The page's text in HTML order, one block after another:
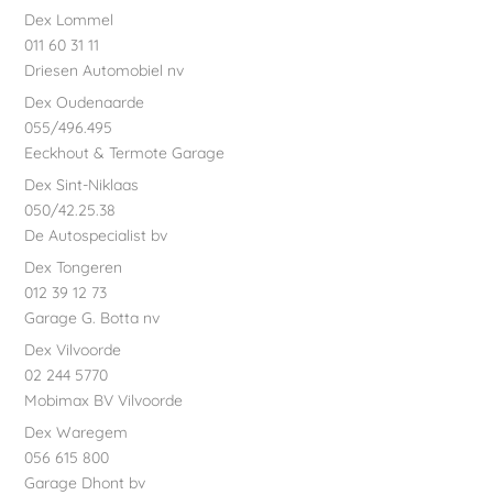
Dex Lommel
011 60 31 11
Driesen Automobiel nv
Dex Oudenaarde
055/496.495
Eeckhout & Termote Garage
Dex Sint-Niklaas
050/42.25.38
De Autospecialist bv
Dex Tongeren
012 39 12 73
Garage G. Botta nv
Dex Vilvoorde
02 244 5770
Mobimax BV Vilvoorde
Dex Waregem
056 615 800
Garage Dhont bv